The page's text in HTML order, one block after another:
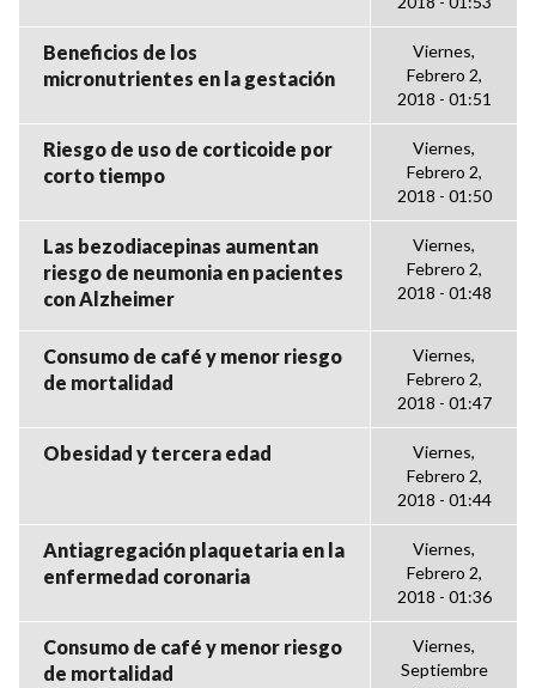
Beneficios de los
micronutrientes en la gestación
Viernes,
Febrero 2,
2018 - 01:51
Riesgo de uso de corticoide por
corto tiempo
Viernes,
Febrero 2,
2018 - 01:50
Las bezodiacepinas aumentan
riesgo de neumonia en pacientes
con Alzheimer
Viernes,
Febrero 2,
2018 - 01:48
Consumo de café y menor riesgo
de mortalidad
Viernes,
Febrero 2,
2018 - 01:47
Obesidad y tercera edad
Viernes,
Febrero 2,
2018 - 01:44
Antiagregación plaquetaria en la
enfermedad coronaria
Viernes,
Febrero 2,
2018 - 01:36
Consumo de café y menor riesgo
de mortalidad
Viernes,
Septiembre